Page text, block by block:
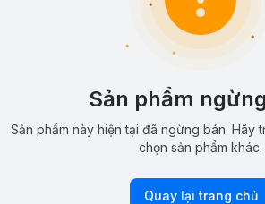
Sản phẩm
Sản phẩm này hiện tại đã ngừng bán. Hãy
chọn sản phẩm khác.
Quay lại trang chủ